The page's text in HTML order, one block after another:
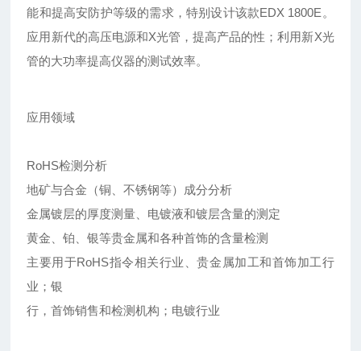
能和提高安防护等级的需求，特别设计该款EDX 1800E。
应用新代的高压电源和X光管，提高产品的性；利用新X光
管的大功率提高仪器的测试效率。
应用领域
RoHS检测分析
地矿与合金（铜、不锈钢等）成分分析
金属镀层的厚度测量、电镀液和镀层含量的测定
黄金、铂、银等贵金属和各种首饰的含量检测
主要用于RoHS指令相关行业、贵金属加工和首饰加工行
业；银
行，首饰销售和检测机构；电镀行业